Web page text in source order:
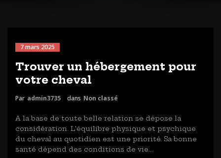
7 mars 2025
Trouver un hébergement pour
votre cheval
Par admin3735 dans Non classé
A la base de toute belle relation se dépose la
considération. L'équilibre physique et psychique
du cheval au quotidien est une priorité. Sa bonne
santé dépend des conditions de vie…